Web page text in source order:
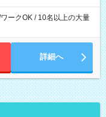
ークOK / 10名以上の大量
詳細へ